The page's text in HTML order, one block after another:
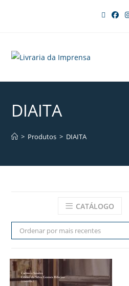
DIAITA
> Produtos > DIAITA
CATÁLOGO
Ordenar por mais recentes